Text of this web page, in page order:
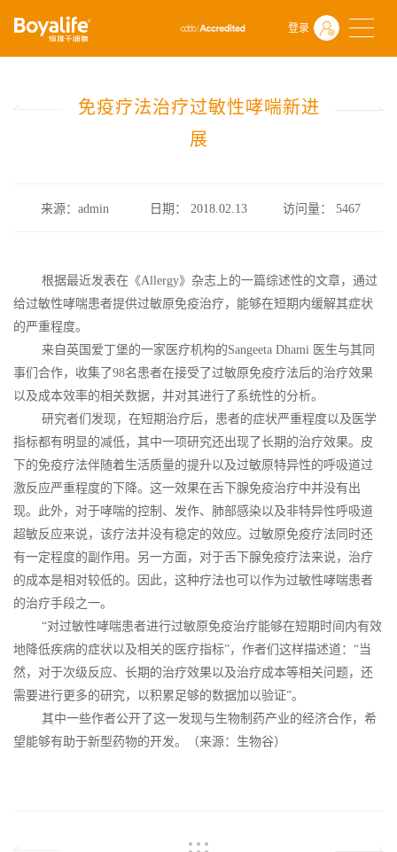
登录
首页 什么是干细胞
前沿动态
免疫疗法治疗过敏性哮喘新进展
免疫疗法治疗过敏性哮喘新进
展
来源：admin 日期： 2018.02.13 访问量：5467
根据最近发表在《Allergy》杂志上的一篇综述性的文章，通过
给过敏性哮喘患者提供过敏原免疫治疗，能够在短期内缓解其症状
的严重程度。
来自英国爱丁堡的一家医疗机构的Sangeeta Dhami 医生与其同
事们合作，收集了98名患者在接受了过敏原免疫疗法后的治疗效果
以及成本效率的相关数据，并对其进行了系统性的分析。
研究者们发现，在短期治疗后，患者的症状严重程度以及医学
指标都有明显的减低，其中一项研究还出现了长期的治疗效果。皮
下的免疫疗法伴随着生活质量的提升以及过敏原特异性的呼吸道过
激反应严重程度的下降。这一效果在舌下腺免疫治疗中并没有出
现。此外，对于哮喘的控制、发作、肺部感染以及非特异性呼吸道
超敏反应来说，该疗法并没有稳定的效应。过敏原免疫疗法同时还
有一定程度的副作用。另一方面，对于舌下腺免疫疗法来说，治疗
的成本是相对较低的。因此，这种疗法也可以作为过敏性哮喘患者
的治疗手段之一。
“对过敏性哮喘患者进行过敏原免疫治疗能够在短期时间内有效
地降低疾病的症状以及相关的医疗指标”，作者们这样描述道：“当
然，对于次级反应、长期的治疗效果以及治疗成本等相关问题，还
需要进行更多的研究，以积累足够的数据加以验证”。
其中一些作者公开了这一发现与生物制药产业的经济合作，希
望能够有助于新型药物的开发。（来源：生物谷）